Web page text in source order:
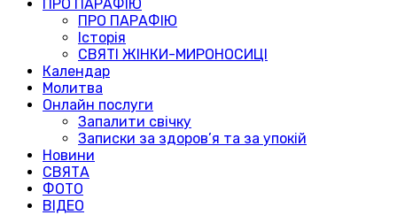
ПРО ПАРАФІЮ
ПРО ПАРАФІЮ
Історія
СВЯТІ ЖІНКИ-МИРОНОСИЦІ
Календар
Молитва
Онлайн послуги
Запалити свічку
Записки за здоров’я та за упокій
Новини
СВЯТА
ФОТО
ВІДЕО